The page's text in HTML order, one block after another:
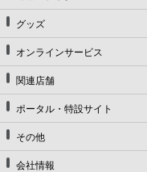
グッズ
オンラインサービス
関連店舗
ポータル・特設サイト
その他
会社情報